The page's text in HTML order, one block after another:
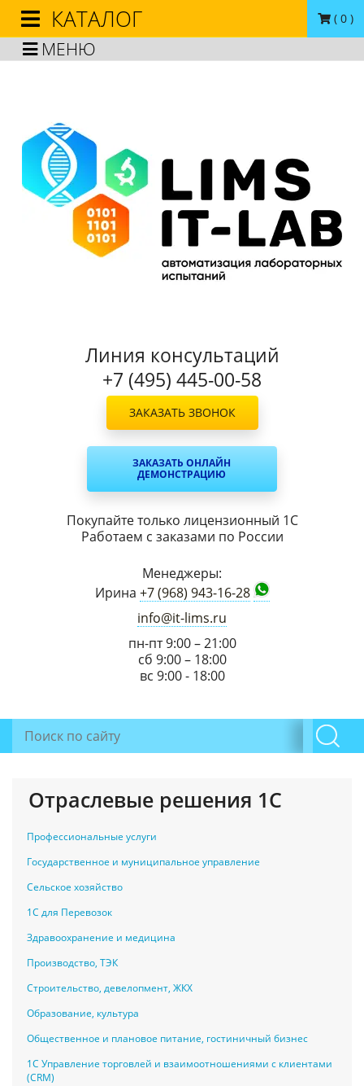
МЕНЮ
( 0 )
Линия консультаций
+7 (495) 445-00-58
ЗАКАЗАТЬ ЗВОНОК
ЗАКАЗАТЬ ОНЛАЙН
ДЕМОНСТРАЦИЮ
Покупайте только лицензионный 1С
Работаем с заказами по России
Менеджеры:
Ирина +7 (968) 943-16-28
info@it-lims.ru
пн-пт 9:00 – 21:00
сб 9:00 – 18:00
вс 9:00 - 18:00
КАТАЛОГ
Отраслевые решения 1С
Профессиональные услуги
Государственное и муниципальное управление
Сельское хозяйство
1С для Перевозок
Здравоохранение и медицина
Производство, ТЭК
Строительство, девелопмент, ЖКХ
Образование, культура
Общественное и плановое питание, гостиничный бизнес
1С Управление торговлей и взаимоотношениями с клиентами
(CRM)